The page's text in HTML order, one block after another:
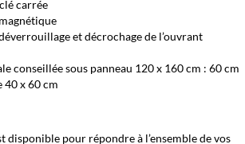
carrée
et décrochage de l’ouvrant
conseillée sous panneau 120 x 160 cm : 60 cm
40 x 60 cm
disponible pour répondre à l’ensemble de vos